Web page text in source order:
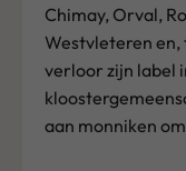
Chimay, Orval,
Westvleteren
verloor zijn label
aan monniken